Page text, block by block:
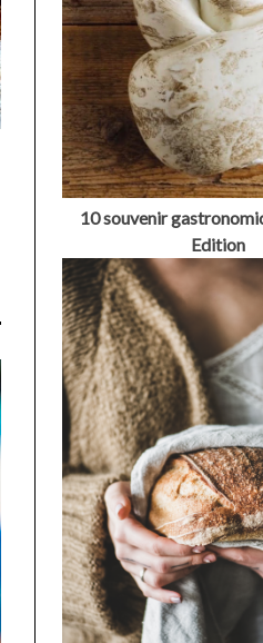
10 souvenir
Edition